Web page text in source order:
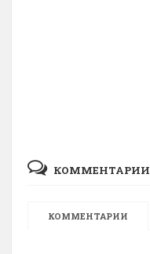
КОММЕНТАРИИ
КОММЕНТАРИИ